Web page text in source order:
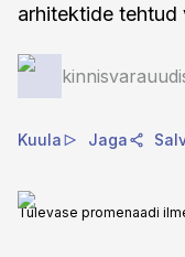
arhitektide tehtud
Kuula Jaga
Tulevase promenaadi